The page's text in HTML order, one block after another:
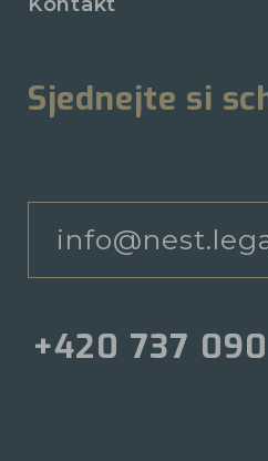
Sjednejte si
+420 737